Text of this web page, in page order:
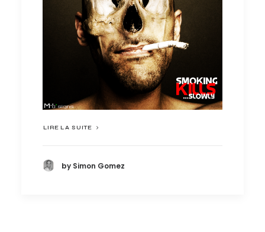
LIRE LA SUITE
by Simon Gomez